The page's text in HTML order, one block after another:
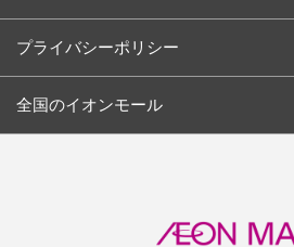
プライバシーポリシー
全国のイオンモール